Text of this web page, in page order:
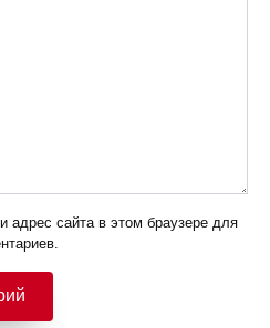
адрес сайта в этом браузере для